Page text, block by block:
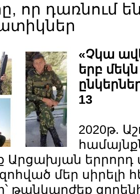
որ դառնում
«Չկա
երբ
13
2020թ.
Արցախյան
մեր սիրելի
թանկարժեք